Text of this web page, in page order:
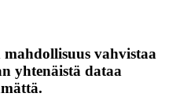
vahvistaa
yhtenäistä dataa